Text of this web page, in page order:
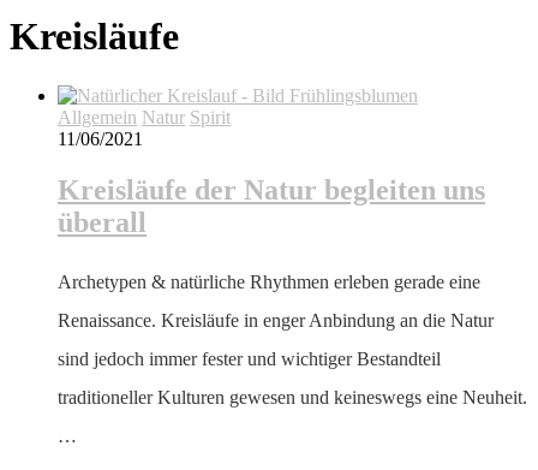
Kreisläufe
Allgemein Natur Spirit
11/06/2021
Kreisläufe der Natur begleiten uns
überall
Archetypen & natürliche Rhythmen erleben gerade eine
Renaissance. Kreisläufe in enger Anbindung an die Natur
sind jedoch immer fester und wichtiger Bestandteil
traditioneller Kulturen gewesen und keineswegs eine Neuheit.
…